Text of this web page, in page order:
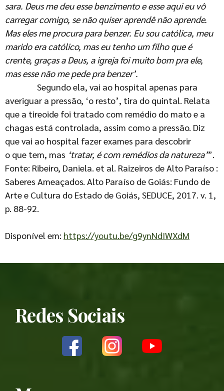
sara. Deus me deu esse benzimento e esse aqui eu vô
carregar comigo, se não quiser aprendê não aprende.
Mas eles me procura para benzer. Eu sou católica, meu
marido era católico, mas eu tenho um filho que é
crente, graças a Deus, a igreja foi muito bom pra ele,
mas esse não me pede pra benzer’.
Segundo ela, vai ao hospital apenas para
averiguar a pressão, ‘o resto’, tira do quintal. Relata
que a tireoide foi tratado com remédio do mato e a
chagas está controlada, assim como a pressão. Diz
que vai ao hospital fazer exames para descobrir
o que tem, mas ‘tratar, é com remédios da natureza’”.
Fonte: Ribeiro, Daniela. et al. Raizeiros de Alto Paraíso :
Saberes Ameaçados. Alto Paraíso de Goiás: Fundo de
Arte e Cultura do Estado de Goiás, SEDUCE, 2017. v. 1,
p. 88-92.
Disponível em: https://youtu.be/g9ynNdIWXdM
Redes Sociais